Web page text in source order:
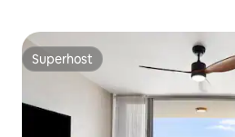
Superhost
Superhost